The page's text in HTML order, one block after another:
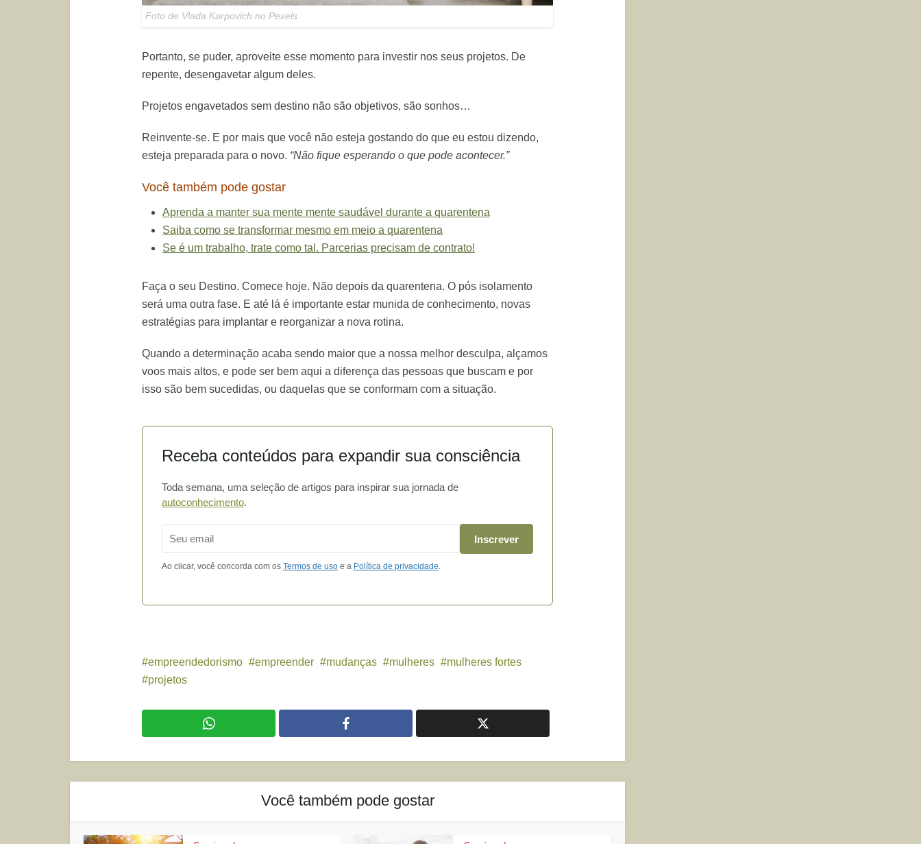
Foto de Vlada Karpovich no Pexels
Portanto, se puder, aproveite esse momento para investir nos seus projetos. De
repente, desengavetar algum deles.
Projetos engavetados sem destino não são objetivos, são sonhos…
Reinvente-se. E por mais que você não esteja gostando do que eu estou dizendo,
esteja preparada para o novo. “Não fique esperando o que pode acontecer.”
Você também pode gostar
Aprenda a manter sua mente mente saudável durante a quarentena
Saiba como se transformar mesmo em meio a quarentena
Se é um trabalho, trate como tal. Parcerias precisam de contrato!
Faça o seu Destino. Comece hoje. Não depois da quarentena. O pós isolamento
será uma outra fase. E até lá é importante estar munida de conhecimento, novas
estratégias para implantar e reorganizar a nova rotina.
Quando a determinação acaba sendo maior que a nossa melhor desculpa, alçamos
voos mais altos, e pode ser bem aqui a diferença das pessoas que buscam e por
isso são bem sucedidas, ou daquelas que se conformam com a situação.
Receba conteúdos para expandir sua consciência
Toda semana, uma seleção de artigos para inspirar sua jornada de
autoconhecimento.
Inscrever
Ao clicar, você concorda com os Termos de uso e a Política de privacidade.
empreendedorismo empreender mudanças mulheres
mulheres fortes
projetos
Você também pode gostar